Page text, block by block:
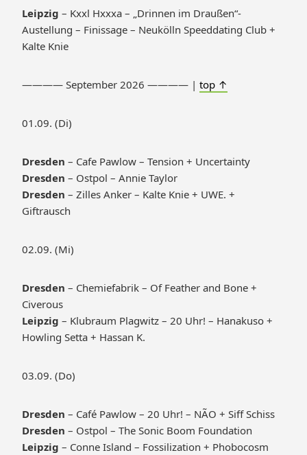
Leipzig – Kxxl Hxxxa – „Drinnen im Draußen“-
Austellung – Finissage – Neukölln Speeddating Club +
Kalte Knie
———— September 2026 ———— | top ↑
01.09. (Di)
Dresden – Cafe Pawlow – Tension + Uncertainty
Dresden – Ostpol – Annie Taylor
Dresden – Zilles Anker – Kalte Knie + UWE. +
Giftrausch
02.09. (Mi)
Dresden – Chemiefabrik – Of Feather and Bone +
Civerous
Leipzig – Klubraum Plagwitz – 20 Uhr! – Hanakuso +
Howling Setta + Hassan K.
03.09. (Do)
Dresden – Café Pawlow – 20 Uhr! – NÃO + Siff Schiss
Dresden – Ostpol – The Sonic Boom Foundation
Leipzig – Conne Island – Fossilization + Phobocosm